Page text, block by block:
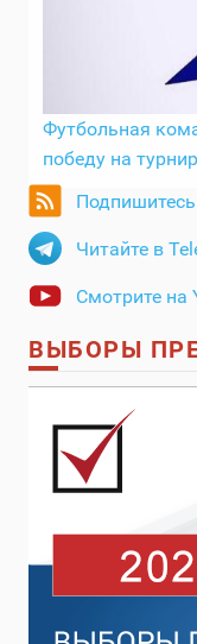
Футбольная
победу на
Подпишитесь
Читайте в
Смотрите на
ВЫБОРЫ